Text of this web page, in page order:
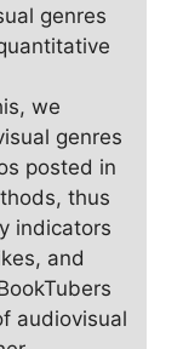
genres
we
genres
posted in
thus
indicators
and
audiovisual